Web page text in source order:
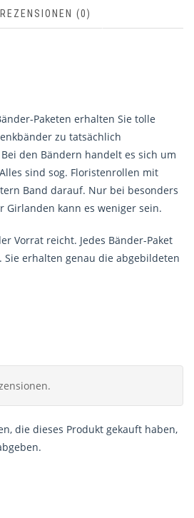
REZENSIONEN (0)
Paketen erhalten Sie tolle
zu tatsächlich
den Bändern handelt es sich um
sind sog. Floristenrollen mit
Band darauf. Nur bei besonders
Girlanden kann es weniger sein.
Vorrat reicht. Jedes Bänder-Paket
Sie erhalten genau die abgebildeten
die dieses Produkt gekauft haben,